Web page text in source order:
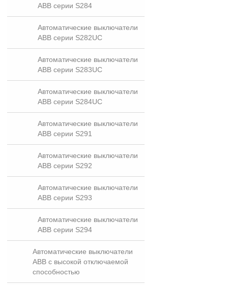
ABB серии S284
Автоматические выключатели
ABB серии S282UC
Автоматические выключатели
ABB серии S283UC
Автоматические выключатели
ABB серии S284UC
Автоматические выключатели
ABB серии S291
Автоматические выключатели
ABB серии S292
Автоматические выключатели
ABB серии S293
Автоматические выключатели
ABB серии S294
Автоматические выключатели
ABB с высокой отключаемой
способностью